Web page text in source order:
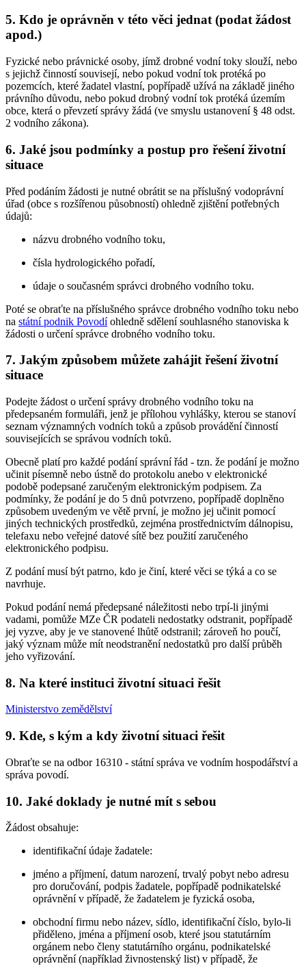
5. Kdo je oprávněn v této věci jednat (podat žádost
apod.)
Fyzické nebo právnické osoby, jímž drobné vodní toky slouží, nebo
s jejichž činností souvisejí, nebo pokud vodní tok protéká po
pozemcích, které žadatel vlastní, popřípadě užívá na základě jiného
právního důvodu, nebo pokud drobný vodní tok protéká územím
obce, která o převzetí správy žádá (ve smyslu ustanovení § 48 odst.
2 vodního zákona).
6. Jaké jsou podmínky a postup pro řešení životní
situace
Před podáním žádosti je nutné obrátit se na příslušný vodoprávní
úřad (obce s rozšířenou působností) ohledně zjištění potřebných
údajů:
názvu drobného vodního toku,
čísla hydrologického pořadí,
údaje o současném správci drobného vodního toku.
Poté se obraťte na příslušného správce drobného vodního toku nebo
na státní podnik Povodíohledně sdělení souhlasného stanoviska k
žádosti o určení správce drobného vodního toku.
7. Jakým způsobem můžete zahájit řešení životní
situace
Podejte žádost o určení správy drobného vodního toku na
předepsaném formuláři, jenž je přílohou vyhlášky, kterou se stanoví
seznam významných vodních toků a způsob provádění činností
souvisejících se správou vodních toků.
Obecně platí pro každé podání správní řád - tzn. že podání je možno
učinit písemně nebo ústně do protokolu anebo v elektronické
podobě podepsané zaručeným elektronickým podpisem. Za
podmínky, že podání je do 5 dnů potvrzeno, popřípadě doplněno
způsobem uvedeným ve větě první, je možno jej učinit pomocí
jiných technických prostředků, zejména prostřednictvím dálnopisu,
telefaxu nebo veřejné datové sítě bez použití zaručeného
elektronického podpisu.
Z podání musí být patrno, kdo je činí, které věci se týká a co se
navrhuje.
Pokud podání nemá předepsané náležitosti nebo trpí-li jinými
vadami, pomůže MZe ČR podateli nedostatky odstranit, popřípadě
jej vyzve, aby je ve stanovené lhůtě odstranil; zároveň ho poučí,
jaký význam může mít neodstranění nedostatků pro další průběh
jeho vyřizování.
8. Na které instituci životní situaci řešit
Ministerstvo zemědělství
9. Kde, s kým a kdy životní situaci řešit
Obraťte se na odbor 16310 - státní správa ve vodním hospodářství a
správa povodí.
10. Jaké doklady je nutné mít s sebou
Žádost obsahuje:
identifikační údaje žadatele:
jméno a příjmení, datum narození, trvalý pobyt nebo adresu
pro doručování, podpis žadatele, popřípadě podnikatelské
oprávnění v případě, že žadatelem je fyzická osoba,
obchodní firmu nebo název, sídlo, identifikační číslo, bylo-li
přiděleno, jména a příjmení osob, které jsou statutárním
orgánem nebo členy statutárního orgánu, podnikatelské
oprávnění (například živnostenský list) v případě, že